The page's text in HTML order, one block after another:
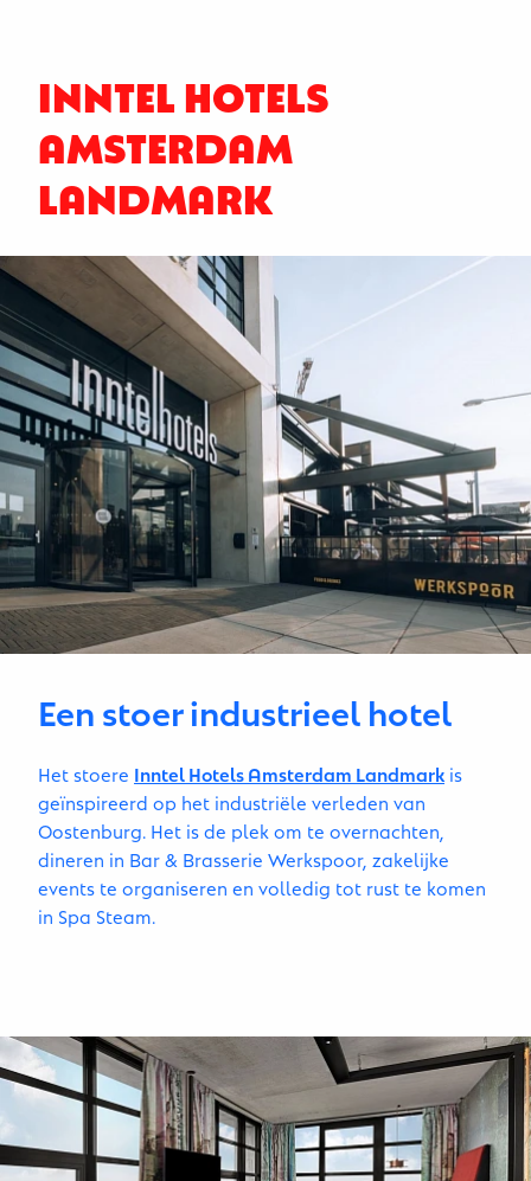
INNTEL HOTELS
AMSTERDAM
LANDMARK
Een stoer industrieel hotel
Het stoere Inntel Hotels Amsterdam Landmark is
geïnspireerd op het industriële verleden van
Oostenburg. Het is de plek om te overnachten,
dineren in Bar & Brasserie Werkspoor, zakelijke
events te organiseren en volledig tot rust te komen
in Spa Steam.